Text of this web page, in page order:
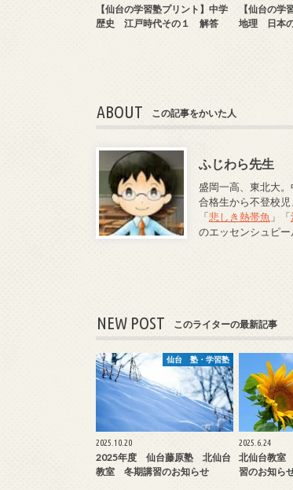
【仙台の学習塾プリント】中学
歴史 江戸時代その１ 解答
【仙台の学
地理 日本
ABOUT この記事をかいた人
ふじわら先生
盛岡一高、東北大
合格生から不登校
「悲しき熱帯魚 」「
のエッセンシュピー
NEW POST このライターの最新記事
仙台 塾・学習塾
2025.10.20
2025年度 仙台藤原塾 北仙台
教室 冬期講習のお知らせ
2025.6.24
北仙台教
習のお知ら